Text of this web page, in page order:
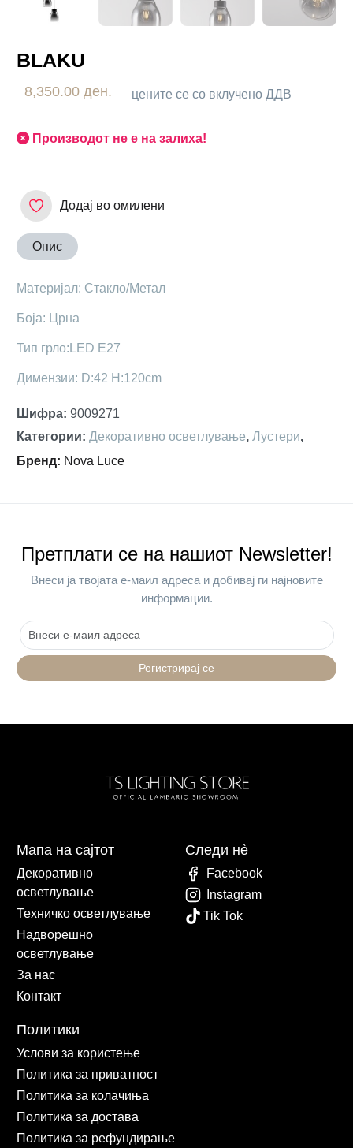
BLAKU
8,350.00 ден. цените се со вклучено ДДВ
Производот не е на залиха!
Додај во омилени
Опис
Maтеријал: Стакло/Метал
Боја: Црнa
Тип грло:LED E27
Димензии: D:42 H:120cm
Шифра: 9009271
Категории: Декоративно осветлување, Лустери,
Бренд: Nova Luce
Претплати се на нашиот Newsletter!
Внеси ја твојата е-маил адреса и добивај ги најновите
информации.
Регистрирај се
Мапа на сајтот
Декоративно
осветлување
Техничко осветлување
Надворешно
осветлување
За нас
Контакт
Политики
Услови за користење
Политика за приватност
Политика за колачиња
Политика за достава
Политика за рефундирање
Следи нè
Facebook
Instagram
Tik Tok